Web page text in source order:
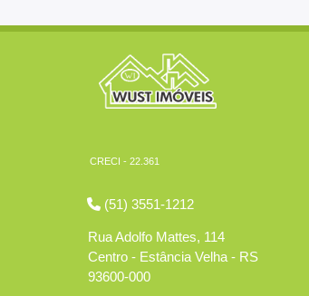
CRECI - 22.361
(51) 3551-1212
Rua Adolfo Mattes, 114
Centro - Estância Velha - RS
93600-000